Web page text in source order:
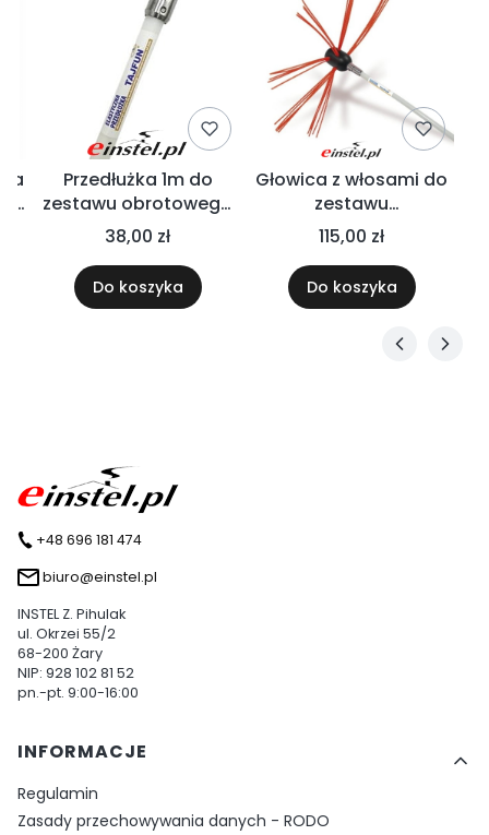
i
Przedłużka 1m do
zestawu obrotowego
Tajfun
38,00 zł
Do koszyka
Głowica z włosami do
zestawu
kominiarskiego Tajfun
115,00 zł
Do koszyka
+48 696 181 474
biuro@einstel.pl
INSTEL Z. Pihulak
ul. Okrzei 55/2
68-200 Żary
NIP: 928 102 81 52
pn.-pt. 9:00-16:00
Linki w stopce
INFORMACJE
Regulamin
Zasady przechowywania danych - RODO